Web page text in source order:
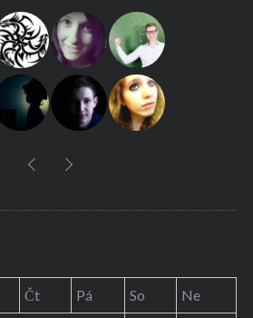
Čt Pá So Ne